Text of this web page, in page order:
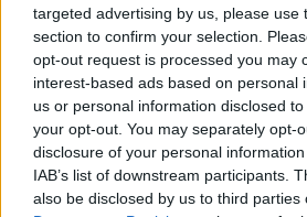
targeted advertising by us, please use
section to confirm your selection.
opt-out request is processed you may
interest-based ads based on personal
us or personal information disclosed
your opt-out. You may separately opt-
disclosure of your personal
IAB’s list of downstream participants.
also be disclosed by us to third parties